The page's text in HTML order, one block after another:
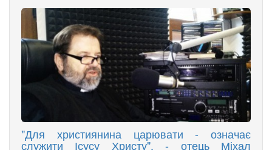
"Для християнина царювати - означає
служити Ісусу Христу", - отець Міхал